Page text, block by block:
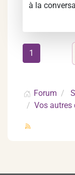
à la
1
Forum
Vos autres